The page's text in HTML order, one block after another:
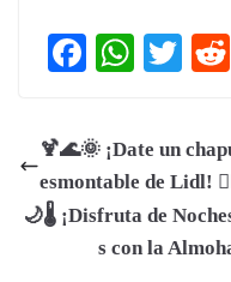
Fa
bo
ok
W
A
pp
T
r
🍹🌊🌞 ¡Date un
esmontable de Lidl!
🌙🌡️ ¡Disfruta de
s con la